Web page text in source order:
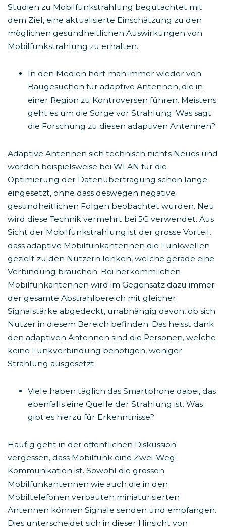
Studien zu Mobilfunkstrahlung begutachtet mit
dem Ziel, eine aktualisierte Einschätzung zu den
möglichen gesundheitlichen Auswirkungen von
Mobilfunkstrahlung zu erhalten.
In den Medien hört man immer wieder von
Baugesuchen für adaptive Antennen, die in
einer Region zu Kontroversen führen. Meistens
geht es um die Sorge vor Strahlung. Was sagt
die Forschung zu diesen adaptiven Antennen?
Adaptive Antennen sich technisch nichts Neues und
werden beispielsweise bei WLAN für die
Optimierung der Datenübertragung schon lange
eingesetzt, ohne dass deswegen negative
gesundheitlichen Folgen beobachtet wurden. Neu
wird diese Technik vermehrt bei 5G verwendet. Aus
Sicht der Mobilfunkstrahlung ist der grosse Vorteil,
dass adaptive Mobilfunkantennen die Funkwellen
gezielt zu den Nutzern lenken, welche gerade eine
Verbindung brauchen. Bei herkömmlichen
Mobilfunkantennen wird im Gegensatz dazu immer
der gesamte Abstrahlbereich mit gleicher
Signalstärke abgedeckt, unabhängig davon, ob sich
Nutzer in diesem Bereich befinden. Das heisst dank
den adaptiven Antennen sind die Personen, welche
keine Funkverbindung benötigen, weniger
Strahlung ausgesetzt.
Viele haben täglich das Smartphone dabei, das
ebenfalls eine Quelle der Strahlung ist. Was
gibt es hierzu für Erkenntnisse?
Häufig geht in der öffentlichen Diskussion
vergessen, dass Mobilfunk eine Zwei-Weg-
Kommunikation ist. Sowohl die grossen
Mobilfunkantennen wie auch die in den
Mobiltelefonen verbauten miniaturisierten
Antennen können Signale senden und empfangen.
Dies unterscheidet sich in dieser Hinsicht von